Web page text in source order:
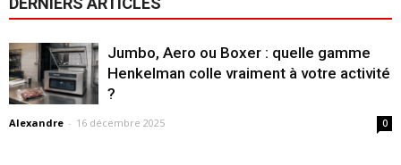
Jumbo, Aero ou Boxer : quelle gamme
Henkelman colle vraiment à votre activité
?
Alexandre - 16 décembre 2025 0